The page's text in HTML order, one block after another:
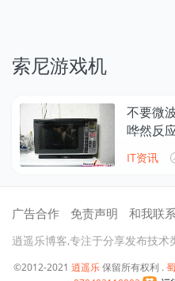
索尼游戏机
不要微
哗然反
IT资讯
广告合作 免责声明 和我联系
逍遥乐博客,专注于分享发布技术
©2012-2021 逍遥乐保留所有权利 .